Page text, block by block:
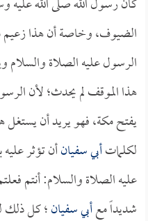
الضيوف، وخاصة أن هذا
الرسول عليه الصلاة
هذا الموقف لم يحدث؛ لأن
يفتح مكة، فهو يريد أن يستغل
لكلماتأبي سفيانأن تؤثر
عليه الصلاة والسلام: أنتم
شديداً معأبي سفيان؛ كل ذلك